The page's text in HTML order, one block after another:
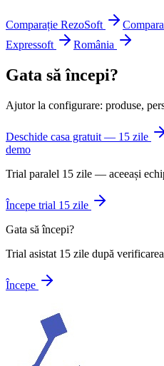
Comparație RezoSoft
Expressoft
România
Gata să începi?
Ajutor la configurare: produse,
Deschide casa gratuit — 15 zile
demo
Trial paralel 15 zile — aceeași
Începe trial 15 zile
Gata să începi?
Trial asistat 15 zile după
Începe